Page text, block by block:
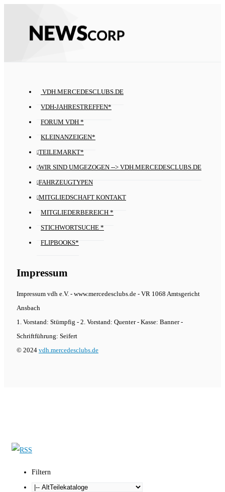
VDH.MERCEDESCLUBS.DE
VDH-JAHRESTREFFEN*
FORUM VDH *
KLEINANZEIGEN*
TEILEMARKT*
WIR SIND UMGEZOGEN --> VDH.MERCEDESCLUBS.DE
FAHRZEUGTYPEN
MITGLIEDSCHAFT KONTAKT
MITGLIEDERBEREICH *
STICHWORTSUCHE *
FLIPBOOKS*
Impressum
Impressum vdh e.V. - www.mercedesclubs.de - VR 1068 Amtsgericht
Ansbach
1. Vorstand: Stümpfig - 2. Vorstand: Quenter - Kasse: Banner -
Schriftführung: Seifert
© 2024 vdh.mercedesclubs.de
Filtern